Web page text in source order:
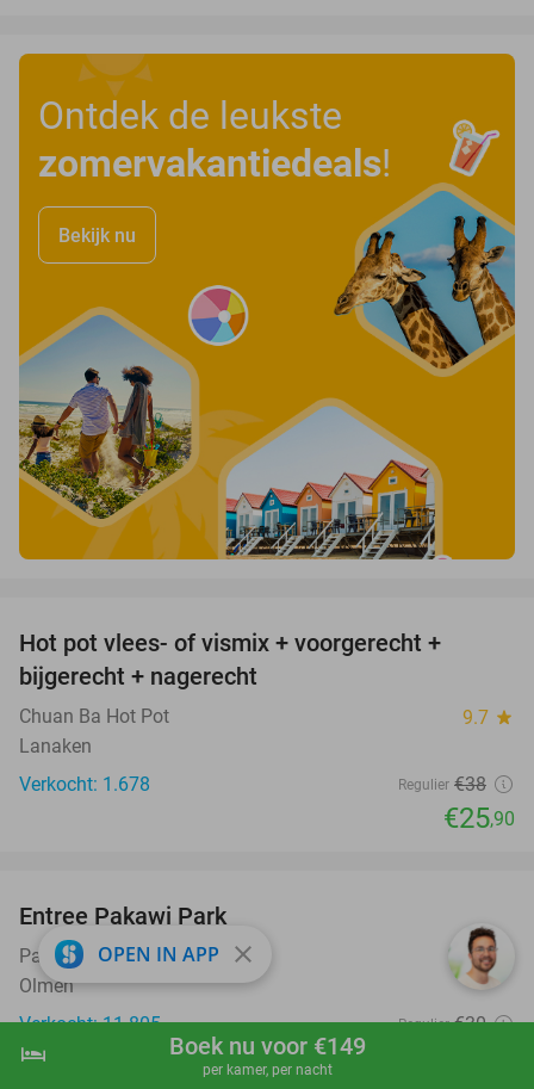
shopping_cart Boek nu
hotel Boek nu voor €149
per kamer, per nacht
Ontdek de leukste
zomervakantiedeals!
Bekijk nu
Hot pot vlees- of vismix + voorgerecht +
bijgerecht + nagerecht
Chuan Ba Hot Pot 9.7 star
Lanaken
Verkocht: 1.678
Regulier €38
€25,90
28%
Entree Pakawi Park
Pakawi Park 8.9star
Olmen
Verkocht: 11.805
Regulier €30
OPEN IN APP close